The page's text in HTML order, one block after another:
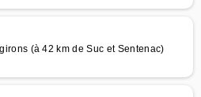
(à 42 km de Suc et Sentenac)